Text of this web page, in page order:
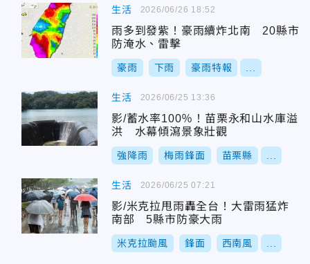
生活
雨多到發紫！豪雨續炸北南 20縣市
防淹水、雷擊
豪雨 下雨 豪雨特報
2026/06/26 18:52
生活
影/蓄水率100％！苗栗永和山水庫溢
洪 水幕傾瀉景象壯觀
強降雨 梅雨鋒面 苗栗縣
2026/06/25 13:36
生活
影/米克拉甩雨轟全台！大雷雨猛炸
南部 5縣市防豪大雨
米克拉颱風 鋒面 西南風
2026/06/25 07:21